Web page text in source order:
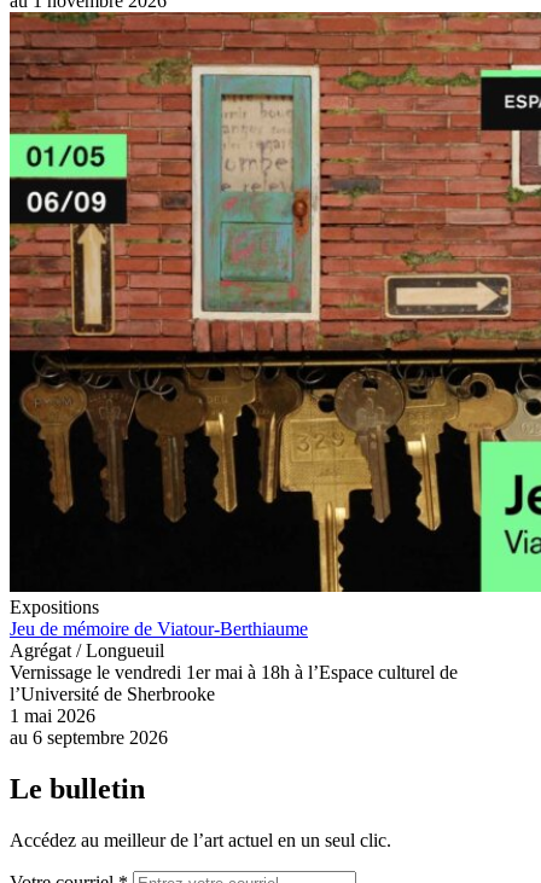
Expositions
Jeu de mémoire de Viatour-Berthiaume
Agrégat / Longueuil
Vernissage le vendredi 1er mai à 18h à l’Espace culturel de
l’Université de Sherbrooke
1 mai 2026
au 6 septembre 2026
Le bulletin
Accédez au meilleur de l’art actuel en un seul clic.